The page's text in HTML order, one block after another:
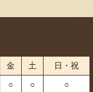
金 土
日・祝
○ ○
○